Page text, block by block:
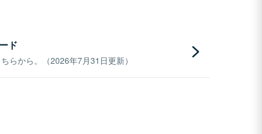
ド
らから。（2026年7月31日更新）